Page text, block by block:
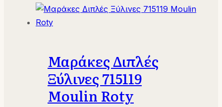
Μαράκες Διπλές
Ξύλινες 715119
Moulin Roty